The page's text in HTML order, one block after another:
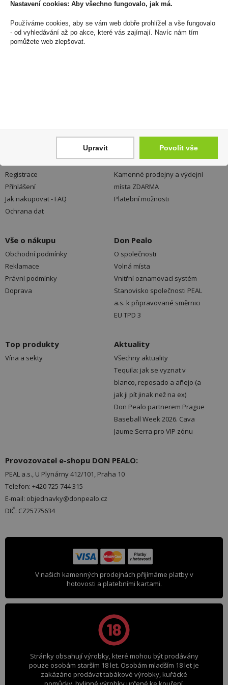
Zákaznická linka
+420 725 744 315
denně 6:00 – 15:30 hod
Registrace
Přihlášení
Jak nakupovat - FAQ
Ochrana dat
Prodejny
Kamenné prodejny a výdejní
místa ZDARMA
Platební možnosti
Vše o nákupu
Obchodní podmínky
Reklamace
Právní podmínky
Doprava
Don Pealo
O společnosti
Volná místa
Vnitřní oznamovací systém
Stanovisko společnosti PEAL
a.s. k připravované směrnici
EU TPD 3
Top produkty
Vína a sekty
Aktuality
Všechny aktuality
Tequila: jak se vyznat v
blanco, reposado a añejo (a
jak ji pít jinak než na ex)
Don Pealo partnerem Prague
Baseball Week 2026. Cava
Jaume Serra pro VIP zónu
Provozovatel e-shopu DON PEALO:
PEAL a.s., U Plynárny 412/101, Praha 10
Telefon: +420 725 744 315
E-mail: objednavky@donpealo.cz
DIČ: CZ25775634
V našich kamenných prodejnách přijímáme platby v
hotovosti a platebními kartami.
Stránky obsahují výrobky, které mohou být prodávány
pouze osobám starším 18 let. Osobám mladším 18 let je
zakázáno prodávat tabákové výrobky, kuřácké
Nastavení cookies: Aby všechno fungovalo, jak má.
Používáme cookies, aby se vám web dobře prohlížel a vše fungovalo
- od vyhledávání až po akce, které vás zajímají. Navíc nám tím
pomůžete web zlepšovat.
Upravit Povolit vše